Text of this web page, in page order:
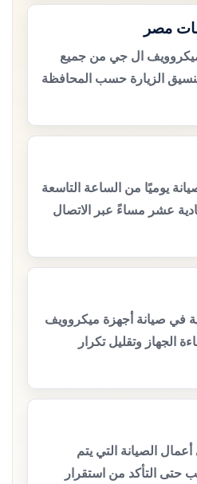
مصر
ال جي من جميع
الزيارة حسب المحافظة
يوميًا من الساعة التاسعة
عشر مساءً عبر الاتصال
في صيانة أجهزة ميكروويف
الجهاز وتقليل تكرار
الصيانة التي يتم
حتى التأكد من استقرار